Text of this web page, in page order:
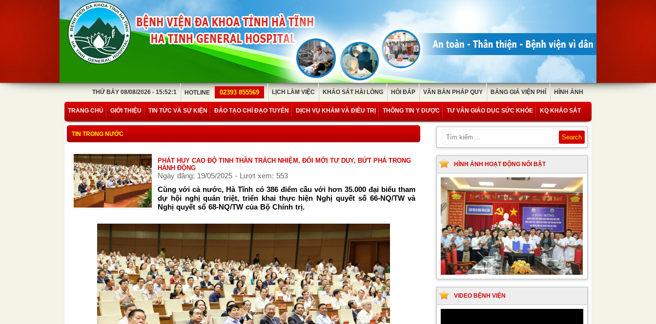
THỨ BẢY 08/08/2026 - 15:52:1 HOTLINE 02393 855569 LỊCH LÀM VIỆC KHẢO SÁT HÀI LÒNG HỎI ĐÁP VĂN BẢN PHÁP QUY BẢNG GIÁ VIỆN PHÍ HÌNH ẢNH
TRANG CHỦ GIỚI THIỆU TIN TỨC VÀ SỰ KIỆN ĐÀO TẠO CHỈ ĐẠO TUYẾN DỊCH VỤ KHÁM VÀ ĐIỀU TRỊ THÔNG TIN Y DƯỢC TƯ VẤN GIÁO DỤC SỨC KHỎE KQ KHẢO SÁT
TIN TRONG NƯỚC
PHÁT HUY CAO ĐỘ TINH THẦN TRÁCH NHIỆM, ĐỔI MỚI TƯ DUY, BỨT PHÁ TRONG
HÀNH ĐỘNG
Ngày đăng: 19/05/2025 - Lượt xem: 553
Cùng với cả nước, Hà Tĩnh có 386 điểm cầu với hơn 35.000 đại biểu tham
dự hội nghị quán triệt, triển khai thực hiện Nghị quyết số 66-NQ/TW và
Nghị quyết số 68-NQ/TW của Bộ Chính trị.
HÌNH ẢNH HOẠT ĐỘNG NỔI BẬT
VIDEO BỆNH VIỆN